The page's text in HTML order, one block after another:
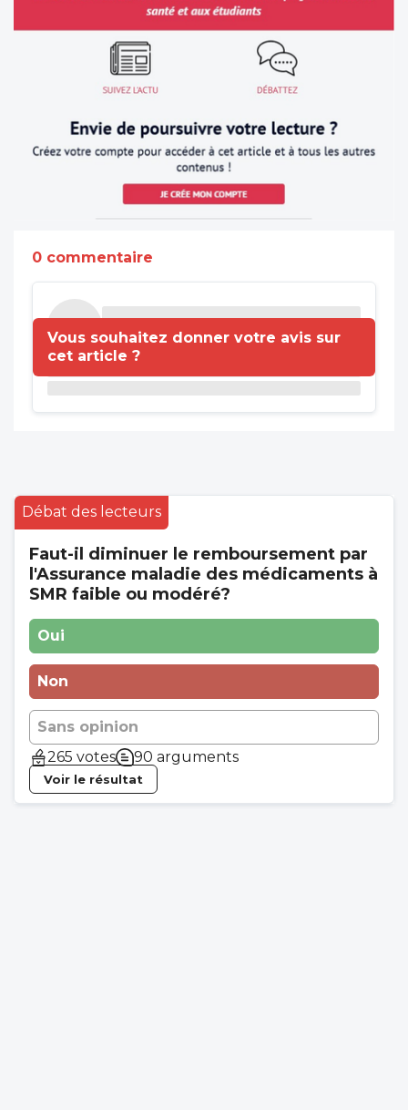
0 commentaire
Vous souhaitez donner votre avis sur
cet article ?
Débat des lecteurs
Faut-il diminuer le remboursement par
l'Assurance maladie des médicaments à
SMR faible ou modéré?
Oui
Non
Sans opinion
265 votes
90 arguments
Voir le résultat